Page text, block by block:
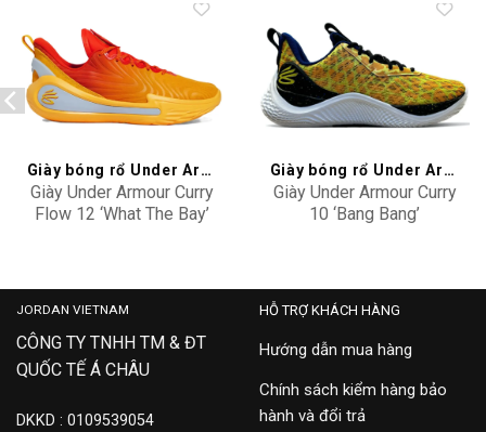
Add to
wishlist
Giày bóng rổ Under Armour
Giày Under Armour Curry
Flow 12 ‘What The Bay’
Add to
wishlist
Giày bóng rổ Under Armour
Giày Under Armour Curry
10 ‘Bang Bang’
JORDAN VIETNAM
CÔNG TY TNHH TM & ĐT
QUỐC TẾ Á CHÂU
DKKD : 0109539054
HỖ TRỢ KHÁCH HÀNG
Hướng dẫn mua hàng
Chính sách kiểm hàng bảo
hành và đổi trả